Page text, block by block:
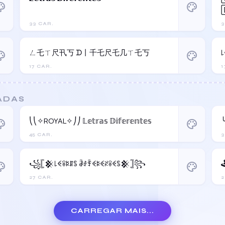
33 CAR.
palette
17 CAR.
ㄥ乇ㄒ尺卂丂 ᗪ丨千乇尺乇几ㄒ乇丂 palette
45 CAR.
⎝⎝✧ROYAL✧⎠⎠ 𝕃𝕖𝕥𝕣𝕒𝕤 𝔻𝕚𝕗𝕖𝕣𝕖𝕟𝕥𝕖𝕤 palette
27 CAR.
꧁𓊈𒆜꒒ꈼꋖꌅꁲꌚ ꂠꂑꄞꈼꌅꈼꋊꋖꈼꌚ𒆜𓊉꧂ palette
CARREGAR MAIS...